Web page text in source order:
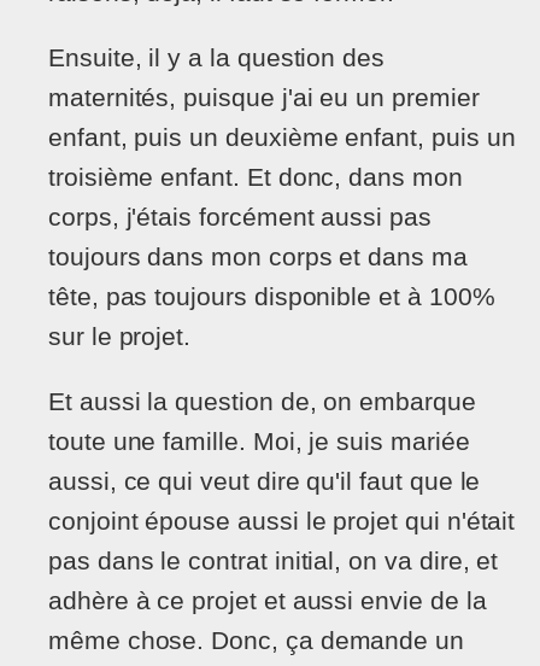
Ensuite, il y a la question des
maternités, puisque j'ai eu un premier
enfant, puis un deuxième enfant, puis un
troisième enfant. Et donc, dans mon
corps, j'étais forcément aussi pas
toujours dans mon corps et dans ma
tête, pas toujours disponible et à 100%
sur le projet.
Et aussi la question de, on embarque
toute une famille. Moi, je suis mariée
aussi, ce qui veut dire qu'il faut que le
conjoint épouse aussi le projet qui n'était
pas dans le contrat initial, on va dire, et
adhère à ce projet et aussi envie de la
même chose. Donc, ça demande un